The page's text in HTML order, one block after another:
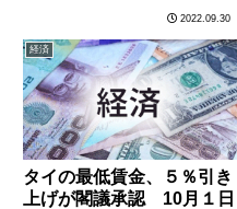
軽油を除く）については、近日中
に上限価格が見直される見通し。
小売価格は以下の通り。PTTのガ
ソリン小売価格（20………
2022.09.30
経済
タイの最低賃金、５％引き
上げが閣議承認 10月１日